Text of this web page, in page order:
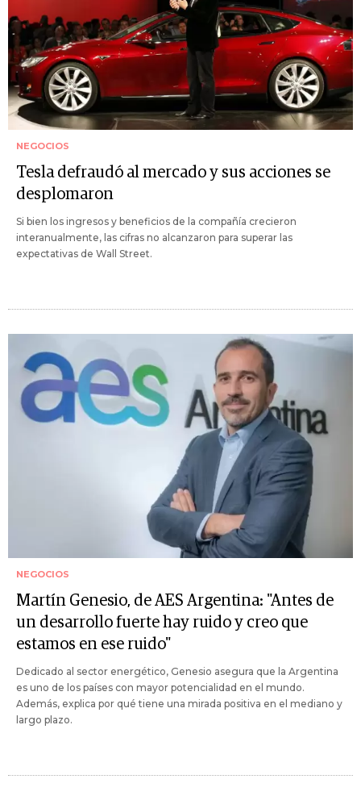
NEGOCIOS
Tesla defraudó al mercado y sus acciones se
desplomaron
Si bien los ingresos y beneficios de la compañía crecieron
interanualmente, las cifras no alcanzaron para superar las
expectativas de Wall Street.
NEGOCIOS
Martín Genesio, de AES Argentina: "Antes de
un desarrollo fuerte hay ruido y creo que
estamos en ese ruido"
Dedicado al sector energético, Genesio asegura que la Argentina
es uno de los países con mayor potencialidad en el mundo.
Además, explica por qué tiene una mirada positiva en el mediano y
largo plazo.